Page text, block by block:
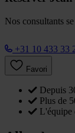
Nos consultants
+31 10 433 33
Favori
Depuis
Plus de
L'équipe